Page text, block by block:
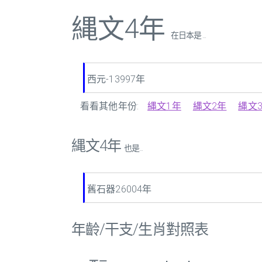
縄文4年 在日本是 ...
西元-13997年
看看其他年份: 縄文1年 縄文2年 縄文
縄文4年 也是...
舊石器26004年
年齡/干支/生肖對照表